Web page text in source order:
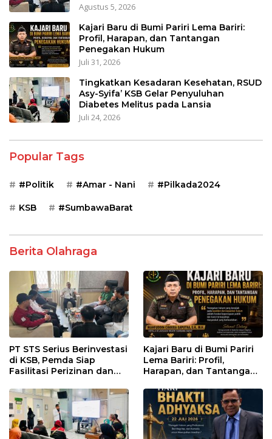
Agustus 5, 2026
Kajari Baru di Bumi Pariri Lema Bariri:
Profil, Harapan, dan Tantangan
Penegakan Hukum
Juli 31, 2026
Tingkatkan Kesadaran Kesehatan, RSUD
Asy-Syifa’ KSB Gelar Penyuluhan
Diabetes Melitus pada Lansia
Juli 24, 2026
Popular Tags
#Politik #Amar - Nani #Pilkada2024
KSB #SumbawaBarat
Berita Olahraga
PT STS Serius Berinvestasi
di KSB, Pemda Siap
Fasilitasi Perizinan dan
Regulasi
Kajari Baru di Bumi Pariri
Lema Bariri: Profil,
Harapan, dan Tantangan